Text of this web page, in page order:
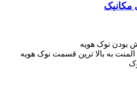
مکانیک
نوک هویه
به بالا ترین قسمت نوک هویه